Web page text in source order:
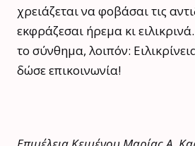
χρειάζεται να φοβάσαι τις
εκφράζεσαι ήρεμα κι
το σύνθημα, λοιπόν:
δώσε επικοινωνία!